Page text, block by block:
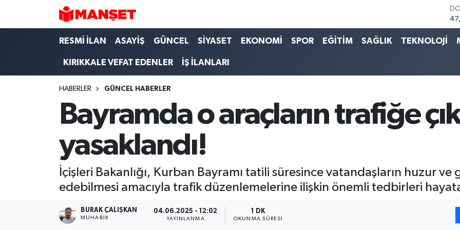
RESMİ İLAN ASAYİŞ GÜNCEL SİYASET EKONOMİ SPOR EĞİTİM SAĞLIK TEKNOLOJİ
KIRIKKALE VEFAT EDENLER İŞ İLANLARI
HABERLER GÜNCEL HABERLER
Bayramda o araçların trafiğe
yasaklandı!
İçişleri Bakanlığı, Kurban Bayramı tatili süresince vatandaşların huzur
edebilmesi amacıyla trafik düzenlemelerine ilişkin önemli tedbirleri
BURAK ÇALIŞKAN
MUHABIR
04.06.2025 - 12:02
YAYINLANMA
1 DK
OKUNMA SÜRESI
Hava Durumu
Trafik Durumu
Süper Lig Puan Durumu ve Fikstür
Tüm Manşetler
Son Dakika Haberleri
Haber Arşivi